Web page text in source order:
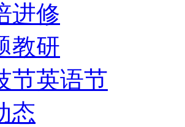
进修
教研
节英语节
态